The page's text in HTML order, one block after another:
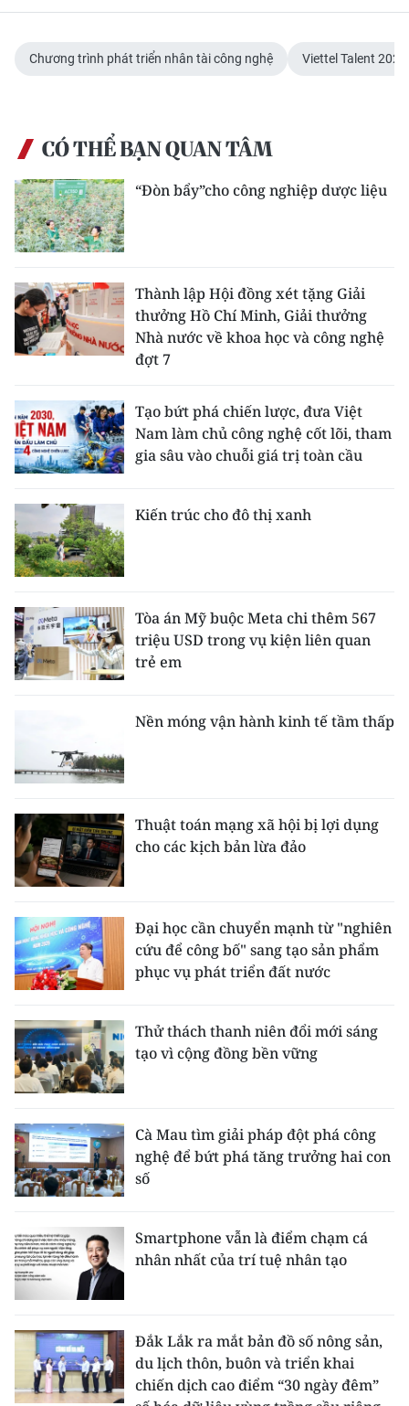
Chương trình phát triển nhân tài công nghệ Viettel Talent 2026
CÓ THỂ BẠN QUAN TÂM
“Đòn bẩy”cho công nghiệp dược liệu
Thành lập Hội đồng xét tặng Giải
thưởng Hồ Chí Minh, Giải thưởng
Nhà nước về khoa học và công nghệ
đợt 7
Tạo bứt phá chiến lược, đưa Việt
Nam làm chủ công nghệ cốt lõi, tham
gia sâu vào chuỗi giá trị toàn cầu
Kiến trúc cho đô thị xanh
Tòa án Mỹ buộc Meta chi thêm 567
triệu USD trong vụ kiện liên quan
trẻ em
Nền móng vận hành kinh tế tầm thấp
Thuật toán mạng xã hội bị lợi dụng
cho các kịch bản lừa đảo
Đại học cần chuyển mạnh từ "nghiên
cứu để công bố" sang tạo sản phẩm
phục vụ phát triển đất nước
Thử thách thanh niên đổi mới sáng
tạo vì cộng đồng bền vững
Cà Mau tìm giải pháp đột phá công
nghệ để bứt phá tăng trưởng hai con
số
Smartphone vẫn là điểm chạm cá
nhân nhất của trí tuệ nhân tạo
Đắk Lắk ra mắt bản đồ số nông sản,
du lịch thôn, buôn và triển khai
chiến dịch cao điểm “30 ngày đêm”